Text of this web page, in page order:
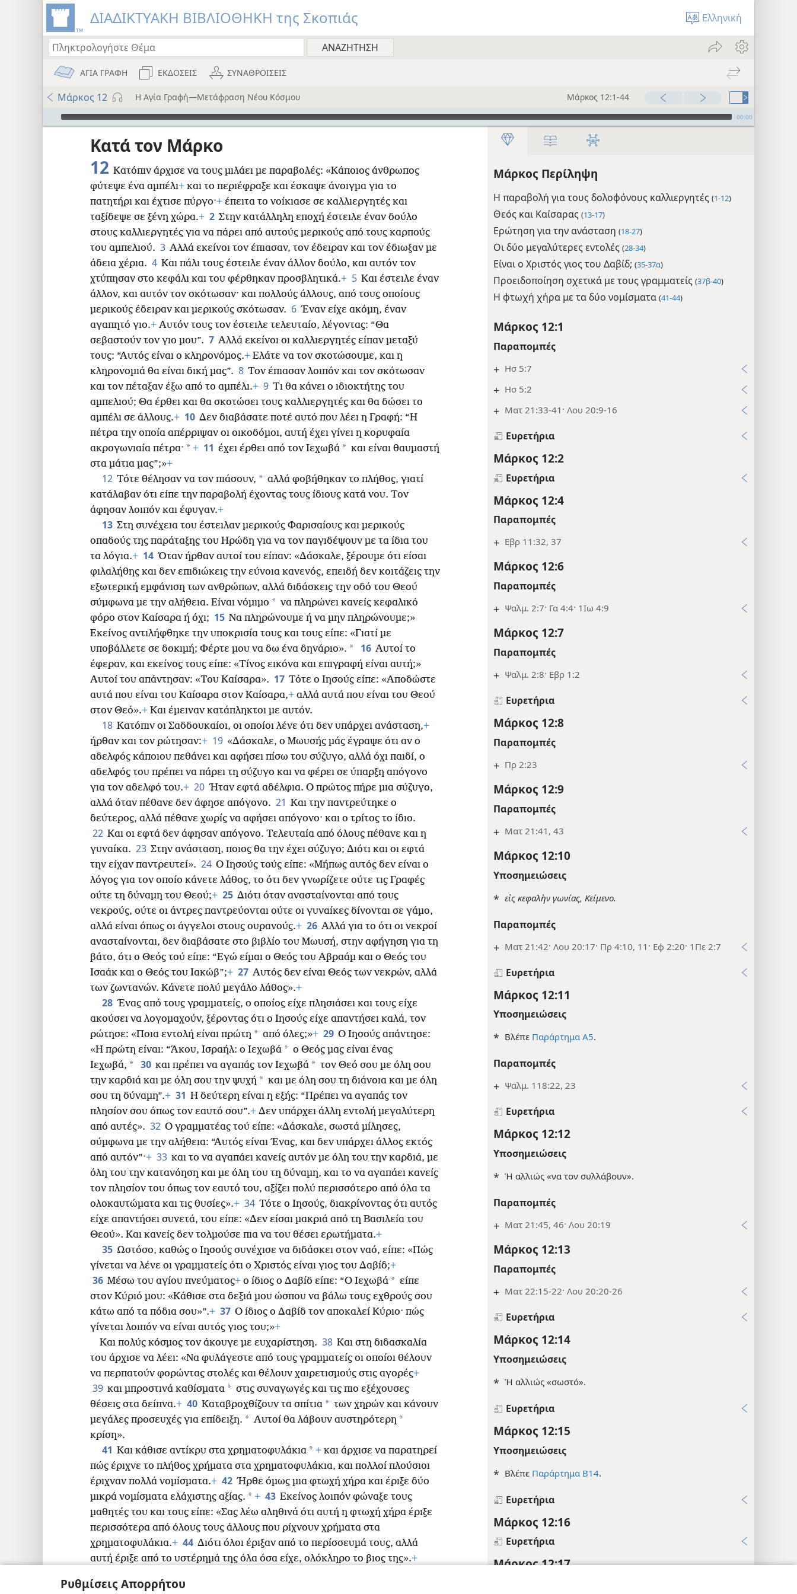
Ρυθμίσεις Απορρήτου
ΔΙΑΔΙΚΤΥΑΚΗ ΒΙΒΛΙΟΘΗΚΗ της Σκοπιάς Ελληνική
ΑΓΙΑ ΓΡΑΦΗ ΕΚΔΟΣΕΙΣ ΣΥΝΑΘΡΟΙΣΕΙΣ
Μάρκος 12 Η Αγία Γραφή—Μετάφραση Νέου Κόσμου Μάρκος 12:1-44
Audio Player 00:00
Μάρκος Περίληψη
Η παραβολή για τους δολοφόνους καλλιεργητές (1-12)
Θεός και Καίσαρας (13-17)
Ερώτηση για την ανάσταση (18-27)
Οι δύο μεγαλύτερες εντολές (28-34)
Είναι ο Χριστός γιος του Δαβίδ; (35-37α)
Προειδοποίηση σχετικά με τους γραμματείς (37β-40)
Η φτωχή χήρα με τα δύο νομίσματα (41-44)
Μάρκος 12:1
Παραπομπές
+ Ησ 5:7
+ Ησ 5:2
+ Ματ 21:33-41· Λου 20:9-16
Ευρετήρια
Μάρκος 12:2
Ευρετήρια
Μάρκος 12:4
Παραπομπές
+ Εβρ 11:32, 37
Μάρκος 12:6
Παραπομπές
+ Ψαλμ. 2:7· Γα 4:4· 1Ιω 4:9
Μάρκος 12:7
Παραπομπές
+ Ψαλμ. 2:8· Εβρ 1:2
Ευρετήρια
Μάρκος 12:8
Παραπομπές
+ Πρ 2:23
Μάρκος 12:9
Παραπομπές
+ Ματ 21:41, 43
Μάρκος 12:10
Υποσημειώσεις
* εἰς κεφαλὴν γωνίας, Κείμενο.
Παραπομπές
+ Ματ 21:42· Λου 20:17· Πρ 4:10, 11· Εφ 2:20· 1Πε 2:7
Ευρετήρια
Μάρκος 12:11
Υποσημειώσεις
* Βλέπε Παράρτημα Α5.
Παραπομπές
+ Ψαλμ. 118:22, 23
Ευρετήρια
Μάρκος 12:12
Υποσημειώσεις
* Ή αλλιώς «να τον συλλάβουν».
Παραπομπές
+ Ματ 21:45, 46· Λου 20:19
Μάρκος 12:13
Παραπομπές
+ Ματ 22:15-22· Λου 20:20-26
Ευρετήρια
Μάρκος 12:14
Υποσημειώσεις
* Ή αλλιώς «σωστό».
Ευρετήρια
Μάρκος 12:15
Υποσημειώσεις
* Βλέπε Παράρτημα Β14.
Ευρετήρια
Μάρκος 12:16
Ευρετήρια
Μάρκος 12:17
Κατά τον Μάρκο
12 Κατόπιν άρχισε να τους μιλάει με παραβολές: «Κάποιος άνθρωπος
φύτεψε ένα αμπέλι+ και το περιέφραξε και έσκαψε άνοιγμα για το
πατητήρι και έχτισε πύργο·+ έπειτα το νοίκιασε σε καλλιεργητές και
ταξίδεψε σε ξένη χώρα.+ 2 Στην κατάλληλη εποχή έστειλε έναν δούλο
στους καλλιεργητές για να πάρει από αυτούς μερικούς από τους καρπούς
του αμπελιού. 3 Αλλά εκείνοι τον έπιασαν, τον έδειραν και τον έδιωξαν με
άδεια χέρια. 4 Και πάλι τους έστειλε έναν άλλον δούλο, και αυτόν τον
χτύπησαν στο κεφάλι και του φέρθηκαν προσβλητικά.+ 5 Και έστειλε έναν
άλλον, και αυτόν τον σκότωσαν· και πολλούς άλλους, από τους οποίους
μερικούς έδειραν και μερικούς σκότωσαν. 6 Έναν είχε ακόμη, έναν
αγαπητό γιο.+ Αυτόν τους τον έστειλε τελευταίο, λέγοντας: “Θα
σεβαστούν τον γιο μου”. 7 Αλλά εκείνοι οι καλλιεργητές είπαν μεταξύ
τους: “Αυτός είναι ο κληρονόμος.+ Ελάτε να τον σκοτώσουμε, και η
κληρονομιά θα είναι δική μας”. 8 Τον έπιασαν λοιπόν και τον σκότωσαν
και τον πέταξαν έξω από το αμπέλι.+ 9 Τι θα κάνει ο ιδιοκτήτης του
αμπελιού; Θα έρθει και θα σκοτώσει τους καλλιεργητές και θα δώσει το
αμπέλι σε άλλους.+ 10 Δεν διαβάσατε ποτέ αυτό που λέει η Γραφή: “Η
πέτρα την οποία απέρριψαν οι οικοδόμοι, αυτή έχει γίνει η κορυφαία
ακρογωνιαία πέτρα· * + 11 έχει έρθει από τον Ιεχωβά * και είναι θαυμαστή
στα μάτια μας”;»+
12 Τότε θέλησαν να τον πιάσουν, * αλλά φοβήθηκαν το πλήθος, γιατί
κατάλαβαν ότι είπε την παραβολή έχοντας τους ίδιους κατά νου. Τον
άφησαν λοιπόν και έφυγαν.+
13 Στη συνέχεια του έστειλαν μερικούς Φαρισαίους και μερικούς
οπαδούς της παράταξης του Ηρώδη για να τον παγιδέψουν με τα ίδια του
τα λόγια.+ 14 Όταν ήρθαν αυτοί του είπαν: «Δάσκαλε, ξέρουμε ότι είσαι
φιλαλήθης και δεν επιδιώκεις την εύνοια κανενός, επειδή δεν κοιτάζεις την
εξωτερική εμφάνιση των ανθρώπων, αλλά διδάσκεις την οδό του Θεού
σύμφωνα με την αλήθεια. Είναι νόμιμο * να πληρώνει κανείς κεφαλικό
φόρο στον Καίσαρα ή όχι; 15 Να πληρώνουμε ή να μην πληρώνουμε;»
Εκείνος αντιλήφθηκε την υποκρισία τους και τους είπε: «Γιατί με
υποβάλλετε σε δοκιμή; Φέρτε μου να δω ένα δηνάριο». * 16 Αυτοί το
έφεραν, και εκείνος τους είπε: «Τίνος εικόνα και επιγραφή είναι αυτή;»
Αυτοί του απάντησαν: «Του Καίσαρα». 17 Τότε ο Ιησούς είπε: «Αποδώστε
αυτά που είναι του Καίσαρα στον Καίσαρα,+ αλλά αυτά που είναι του Θεού
στον Θεό».+ Και έμειναν κατάπληκτοι με αυτόν.
18 Κατόπιν οι Σαδδουκαίοι, οι οποίοι λένε ότι δεν υπάρχει ανάσταση,+
ήρθαν και τον ρώτησαν:+ 19 «Δάσκαλε, ο Μωυσής μάς έγραψε ότι αν ο
αδελφός κάποιου πεθάνει και αφήσει πίσω του σύζυγο, αλλά όχι παιδί, ο
αδελφός του πρέπει να πάρει τη σύζυγο και να φέρει σε ύπαρξη απόγονο
για τον αδελφό του.+ 20 Ήταν εφτά αδέλφια. Ο πρώτος πήρε μια σύζυγο,
αλλά όταν πέθανε δεν άφησε απόγονο. 21 Και την παντρεύτηκε ο
δεύτερος, αλλά πέθανε χωρίς να αφήσει απόγονο· και ο τρίτος το ίδιο.
22 Και οι εφτά δεν άφησαν απόγονο. Τελευταία από όλους πέθανε και η
γυναίκα. 23 Στην ανάσταση, ποιος θα την έχει σύζυγο; Διότι και οι εφτά
την είχαν παντρευτεί». 24 Ο Ιησούς τούς είπε: «Μήπως αυτός δεν είναι ο
λόγος για τον οποίο κάνετε λάθος, το ότι δεν γνωρίζετε ούτε τις Γραφές
ούτε τη δύναμη του Θεού;+ 25 Διότι όταν ανασταίνονται από τους
νεκρούς, ούτε οι άντρες παντρεύονται ούτε οι γυναίκες δίνονται σε γάμο,
αλλά είναι όπως οι άγγελοι στους ουρανούς.+ 26 Αλλά για το ότι οι νεκροί
ανασταίνονται, δεν διαβάσατε στο βιβλίο του Μωυσή, στην αφήγηση για τη
βάτο, ότι ο Θεός τού είπε: “Εγώ είμαι ο Θεός του Αβραάμ και ο Θεός του
Ισαάκ και ο Θεός του Ιακώβ”;+ 27 Αυτός δεν είναι Θεός των νεκρών, αλλά
των ζωντανών. Κάνετε πολύ μεγάλο λάθος».+
28 Ένας από τους γραμματείς, ο οποίος είχε πλησιάσει και τους είχε
ακούσει να λογομαχούν, ξέροντας ότι ο Ιησούς είχε απαντήσει καλά, τον
ρώτησε: «Ποια εντολή είναι πρώτη * από όλες;»+ 29 Ο Ιησούς απάντησε:
«Η πρώτη είναι: “Άκου, Ισραήλ: ο Ιεχωβά * ο Θεός μας είναι ένας
Ιεχωβά, * 30 και πρέπει να αγαπάς τον Ιεχωβά * τον Θεό σου με όλη σου
την καρδιά και με όλη σου την ψυχή * και με όλη σου τη διάνοια και με όλη
σου τη δύναμη”.+ 31 Η δεύτερη είναι η εξής: “Πρέπει να αγαπάς τον
πλησίον σου όπως τον εαυτό σου”.+ Δεν υπάρχει άλλη εντολή μεγαλύτερη
από αυτές». 32 Ο γραμματέας τού είπε: «Δάσκαλε, σωστά μίλησες,
σύμφωνα με την αλήθεια: “Αυτός είναι Ένας, και δεν υπάρχει άλλος εκτός
από αυτόν”·+ 33 και το να αγαπάει κανείς αυτόν με όλη του την καρδιά, με
όλη του την κατανόηση και με όλη του τη δύναμη, και το να αγαπάει κανείς
τον πλησίον του όπως τον εαυτό του, αξίζει πολύ περισσότερο από όλα τα
ολοκαυτώματα και τις θυσίες».+ 34 Τότε ο Ιησούς, διακρίνοντας ότι αυτός
είχε απαντήσει συνετά, του είπε: «Δεν είσαι μακριά από τη Βασιλεία του
Θεού». Και κανείς δεν τολμούσε πια να του θέσει ερωτήματα.+
35 Ωστόσο, καθώς ο Ιησούς συνέχισε να διδάσκει στον ναό, είπε: «Πώς
γίνεται να λένε οι γραμματείς ότι ο Χριστός είναι γιος του Δαβίδ;+
36 Μέσω του αγίου πνεύματος+ ο ίδιος ο Δαβίδ είπε: “Ο Ιεχωβά * είπε
στον Κύριό μου: «Κάθισε στα δεξιά μου ώσπου να βάλω τους εχθρούς σου
κάτω από τα πόδια σου»”.+ 37 Ο ίδιος ο Δαβίδ τον αποκαλεί Κύριο· πώς
γίνεται λοιπόν να είναι αυτός γιος του;»+
Και πολύς κόσμος τον άκουγε με ευχαρίστηση. 38 Και στη διδασκαλία
του άρχισε να λέει: «Να φυλάγεστε από τους γραμματείς οι οποίοι θέλουν
να περπατούν φορώντας στολές και θέλουν χαιρετισμούς στις αγορές+
39 και μπροστινά καθίσματα * στις συναγωγές και τις πιο εξέχουσες
θέσεις στα δείπνα.+ 40 Καταβροχθίζουν τα σπίτια * των χηρών και κάνουν
μεγάλες προσευχές για επίδειξη. * Αυτοί θα λάβουν αυστηρότερη *
κρίση».
41 Και κάθισε αντίκρυ στα χρηματοφυλάκια * + και άρχισε να παρατηρεί
πώς έριχνε το πλήθος χρήματα στα χρηματοφυλάκια, και πολλοί πλούσιοι
έριχναν πολλά νομίσματα.+ 42 Ήρθε όμως μια φτωχή χήρα και έριξε δύο
μικρά νομίσματα ελάχιστης αξίας. * + 43 Εκείνος λοιπόν φώναξε τους
μαθητές του και τους είπε: «Σας λέω αληθινά ότι αυτή η φτωχή χήρα έριξε
περισσότερα από όλους τους άλλους που ρίχνουν χρήματα στα
χρηματοφυλάκια.+ 44 Διότι όλοι έριξαν από το περίσσευμά τους, αλλά
αυτή έριξε από το υστέρημά της όλα όσα είχε, ολόκληρο το βιος της».+